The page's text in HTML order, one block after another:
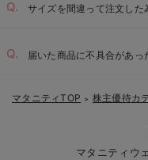
サイズを間違って注文した
届いた商品に不具合があ
マタニティTOP ＞ 株主優待カ
マタニティウ